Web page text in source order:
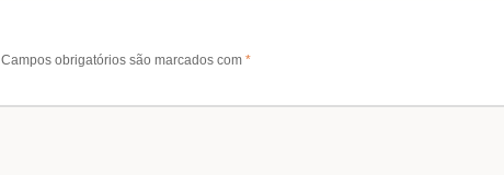
Campos obrigatórios são marcados com *